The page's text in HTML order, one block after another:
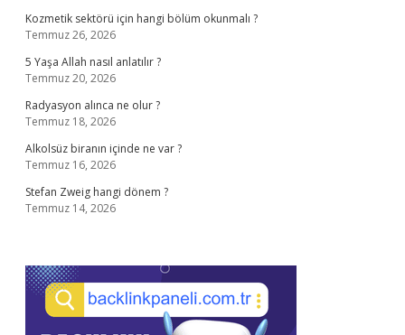
Kozmetik sektörü için hangi bölüm okunmalı ?
Temmuz 26, 2026
5 Yaşa Allah nasıl anlatılır ?
Temmuz 20, 2026
Radyasyon alınca ne olur ?
Temmuz 18, 2026
Alkolsüz biranın içinde ne var ?
Temmuz 16, 2026
Stefan Zweig hangi dönem ?
Temmuz 14, 2026